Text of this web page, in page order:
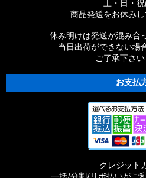
土・日・祝
商品発送をお休みし
休み明けは発送が混み合
当日出荷ができない場
ご了承下さい
お支払
クレジット
一括/分割/リボ払いがご